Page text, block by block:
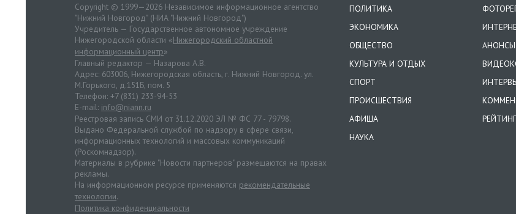
Copyright © 1999—2026 Независимое информационное агентство
"Нижний Новгород" (НИА "Нижний Новгород")
Учредитель — Государственное автономное учреждение
Нижегородской области «Нижегородский областной
информационный центр»
Главный редактор — Назарова А.В.
Адрес: 603006, Нижегородская область, г. Нижний Новгород. ул.
М.Горького, д.151Б, пом. 5
Телефон: +7 (831) 233-94-53
E-mail: info@niann.ru
Реестровая запись СМИ от 31.12.2020 ЭЛ № ФС 77 - 79798.
Выдано Федеральной службой по надзору в сфере связи,
информационных технологий и массовых коммуникаций
(Роскомнадзор).
Материалы в рубрике "Новости партнеров" размещаются на правах
рекламы.
На информационном ресурсе применяются рекомендательные
технологии.
Политика конфиденциальности
ПОЛИТИКА
ЭКОНОМИКА
ОБЩЕСТВО
КУЛЬТУРА И ОТДЫХ
СПОРТ
ПРОИСШЕСТВИЯ
АФИША
НАУКА
АНОНСЫ